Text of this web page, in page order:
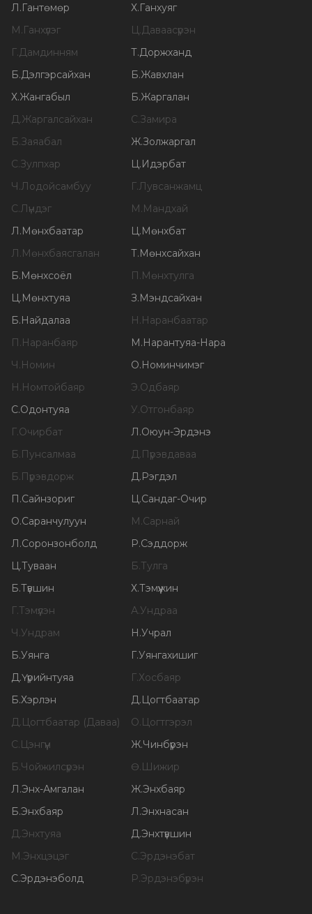
Л.Гантөмөр Х.Ганхуяг
М.Ганхүлэг Ц.Даваасүрэн
Г.Дамдинням Т.Доржханд
Б.Дэлгэрсайхан Б.Жавхлан
Х.Жангабыл Б.Жаргалан
Д.Жаргалсайхан С.Замира
Б.Заяабал Ж.Золжаргал
С.Зулпхар Ц.Идэрбат
Ч.Лодойсамбуу Г.Лувсанжамц
С.Лүндэг М.Мандхай
Л.Мөнхбаатар Ц.Мөнхбат
Л.Мөнхбаясгалан Т.Мөнхсайхан
Б.Мөнхсоёл П.Мөнхтулга
Ц.Мөнхтуяа З.Мэндсайхан
Б.Найдалаа Н.Наранбаатар
П.Наранбаяр М.Нарантуяа-Нара
Ч.Номин О.Номинчимэг
Н.Номтойбаяр Э.Одбаяр
С.Одонтуяа У.Отгонбаяр
Г.Очирбат Л.Оюун-Эрдэнэ
Б.Пунсалмаа Д.Пүрэвдаваа
Б.Пүрэвдорж Д.Рэгдэл
П.Сайнзориг Ц.Сандаг-Очир
О.Саранчулуун М.Сарнай
Л.Соронзонболд Р.Сэддорж
Ц.Туваан Б.Тулга
Б.Түвшин Х.Тэмүүжин
Г.Тэмүүлэн А.Ундраа
Ч.Ундрам Н.Учрал
Б.Уянга Г.Уянгахишиг
Д.Үүрийнтуяа Г.Хосбаяр
Б.Хэрлэн Д.Цогтбаатар
Д.Цогтбаатар (Даваа) О.Цогтгэрэл
С.Цэнгүүн Ж.Чинбүрэн
Б.Чойжилсүрэн Ө.Шижир
Л.Энх-Амгалан Ж.Энхбаяр
Б.Энхбаяр Л.Энхнасан
Д.Энхтуяа Д.Энхтүвшин
М.Энхцэцэг С.Эрдэнэбат
С.Эрдэнэболд Р.Эрдэнэбүрэн